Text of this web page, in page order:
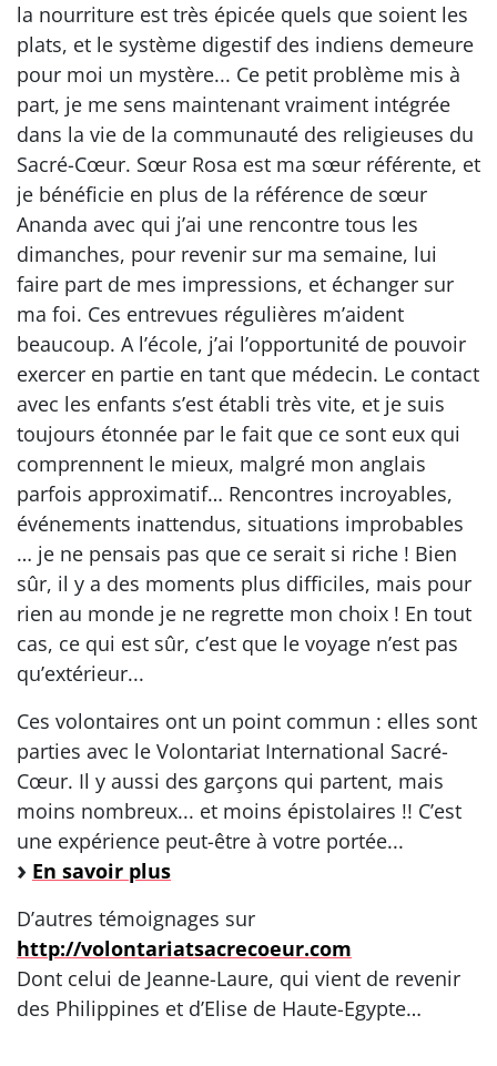
la nourriture est très épicée quels que soient les
plats, et le système digestif des indiens demeure
pour moi un mystère... Ce petit problème mis à
part, je me sens maintenant vraiment intégrée
dans la vie de la communauté des religieuses du
Sacré-Cœur. Sœur Rosa est ma sœur référente, et
je bénéficie en plus de la référence de sœur
Ananda avec qui j’ai une rencontre tous les
dimanches, pour revenir sur ma semaine, lui
faire part de mes impressions, et échanger sur
ma foi. Ces entrevues régulières m’aident
beaucoup. A l’école, j’ai l’opportunité de pouvoir
exercer en partie en tant que médecin. Le contact
avec les enfants s’est établi très vite, et je suis
toujours étonnée par le fait que ce sont eux qui
comprennent le mieux, malgré mon anglais
parfois approximatif… Rencontres incroyables,
événements inattendus, situations improbables
… je ne pensais pas que ce serait si riche ! Bien
sûr, il y a des moments plus difficiles, mais pour
rien au monde je ne regrette mon choix ! En tout
cas, ce qui est sûr, c’est que le voyage n’est pas
qu’extérieur...
Ces volontaires ont un point commun : elles sont
parties avec le Volontariat International Sacré-
Cœur. Il y aussi des garçons qui partent, mais
moins nombreux... et moins épistolaires !! C’est
une expérience peut-être à votre portée...
En savoir plus
D’autres témoignages sur
http://volontariatsacrecoeur.com
Dont celui de Jeanne-Laure, qui vient de revenir
des Philippines et d’Elise de Haute-Egypte…